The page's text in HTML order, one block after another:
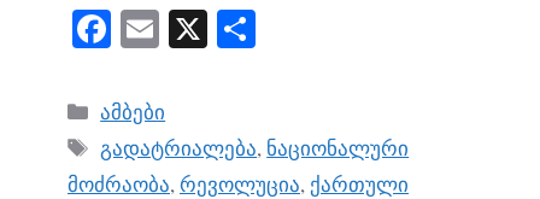
Fa
bo
ok
E
ail
X
Categories
ამბები
Tags
გადატრიალება, ნაციონალური
მოძრაობა, რევოლუცია, ქართული